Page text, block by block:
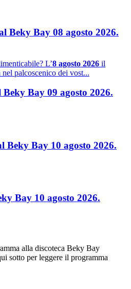
Beky Bay 08 agosto 2026.
L’8 agosto 2026 il
nel palcoscenico dei vost...
Bay 09 agosto 2026.
Beky Bay 10 agosto 2026.
Bay 10 agosto 2026.
alla discoteca Beky Bay
sotto per leggere il programma